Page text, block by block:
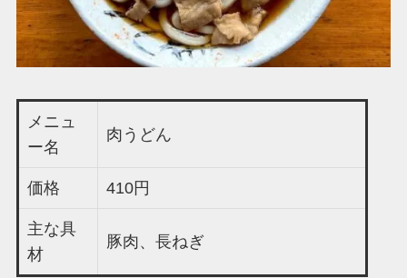
メニュ
ー名
肉うどん
価格 410円
主な具
材
豚肉、長ねぎ